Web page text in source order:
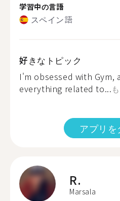
学習中の言語
スペイン語
好きなトピック
I'm obsessed with Gym,
everything related to...
アプリ
R.
Marsala